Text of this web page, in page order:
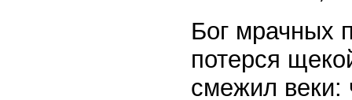
Бог мрачных
потерся
смежил веки: